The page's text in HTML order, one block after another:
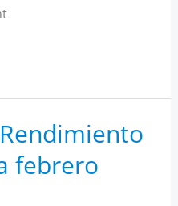
febrero